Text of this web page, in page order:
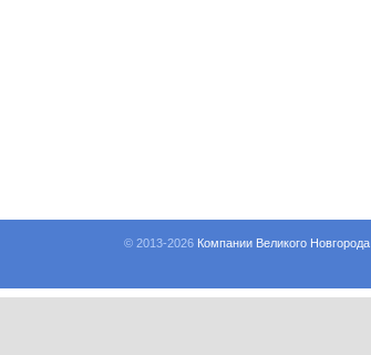
© 2013-2026 Компании Великого Новгорода